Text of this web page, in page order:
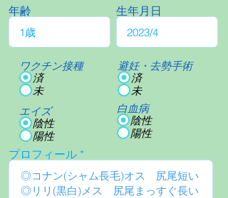
年齢
ワクチン接種
済
未
エイズ
陰性
陽性
生年月日
避妊・去勢手術
済
未
白血病
陰性
陽性
プロフィール